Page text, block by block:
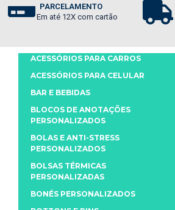
PARCELAMENTO
Em até 12X com cartão
ACESSÓRIOS PARA CARROS
ACESSÓRIOS PARA CELULAR
BAR E BEBIDAS
BLOCOS DE ANOTAÇÕES
PERSONALIZADOS
BOLAS E ANTI-STRESS
PERSONALIZADOS
BOLSAS TÉRMICAS
PERSONALIZADAS
BONÉS PERSONALIZADOS